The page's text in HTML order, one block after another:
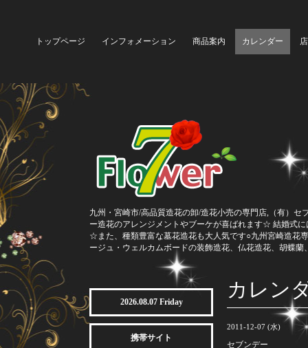
トップページ インフォメーション 商品案内 カレンダー
九州・宮崎市/高品質造花の卸/造花小売の専門店,（有）
ー造花のアレンジメントやブーケが喜ばれます☆ 結婚式
☆また、種類豊富な墓花造花も大人気です○九州宮崎造花
ージュ・ウェルカムボードの装飾造花、仏花造花、胡蝶蘭
カレン
2011-12-07 (水)
セブンデー
2026.08.07 Friday
携帯サイト